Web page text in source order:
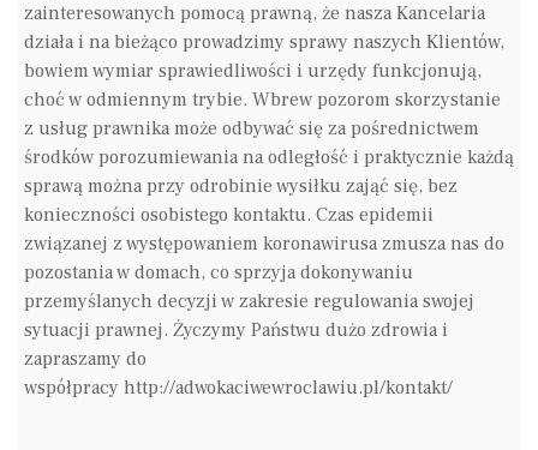
zainteresowanych pomocą prawną, że nasza Kancelaria
działa i na bieżąco prowadzimy sprawy naszych Klientów,
bowiem wymiar sprawiedliwości i urzędy funkcjonują,
choć w odmiennym trybie. Wbrew pozorom skorzystanie
z usług prawnika może odbywać się za pośrednictwem
środków porozumiewania na odległość i praktycznie każdą
sprawą można przy odrobinie wysiłku zająć się, bez
konieczności osobistego kontaktu. Czas epidemii
związanej z występowaniem koronawirusa zmusza nas do
pozostania w domach, co sprzyja dokonywaniu
przemyślanych decyzji w zakresie regulowania swojej
sytuacji prawnej. Życzymy Państwu dużo zdrowia i
zapraszamy do
współpracy http://adwokaciwewroclawiu.pl/kontakt/